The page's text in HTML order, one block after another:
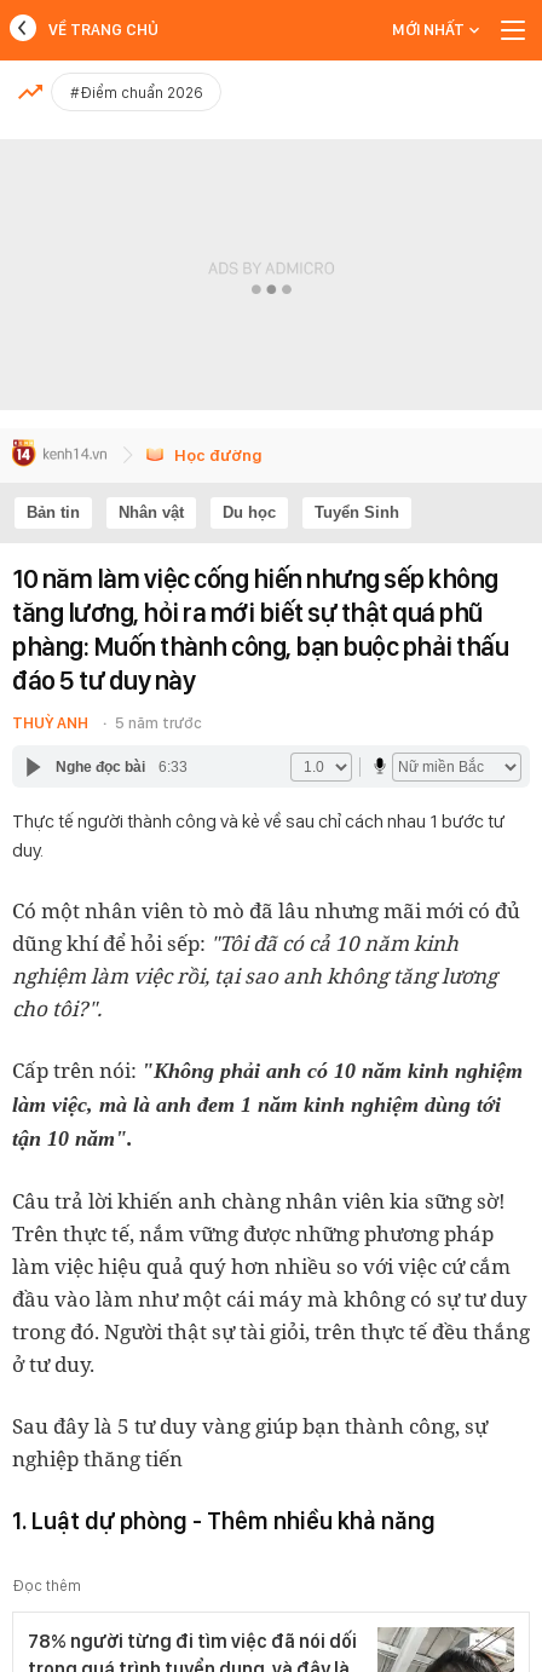
MỚI NHẤT
VỀ TRANG CHỦ MỚI NHẤT
#Điểm chuẩn 2026
Học đường
Bản tin Nhân vật Du học Tuyển Sinh
10 năm làm việc cống hiến nhưng sếp không
tăng lương, hỏi ra mới biết sự thật quá phũ
phàng: Muốn thành công, bạn buộc phải thấu
đáo 5 tư duy này
THUỲ ANH 5 năm trước
Nghe đọc bài 6:33
Thực tế người thành công và kẻ về sau chỉ cách nhau 1 bước tư
duy.
Có một nhân viên tò mò đã lâu nhưng mãi mới có đủ
dũng khí để hỏi sếp: "Tôi đã có cả 10 năm kinh
nghiệm làm việc rồi, tại sao anh không tăng lương
cho tôi?".
Cấp trên nói: "Không phải anh có 10 năm kinh nghiệm
làm việc, mà là anh đem 1 năm kinh nghiệm dùng tới
tận 10 năm".
Câu trả lời khiến anh chàng nhân viên kia sững sờ!
Trên thực tế, nắm vững được những phương pháp
làm việc hiệu quả quý hơn nhiều so với việc cứ cắm
đầu vào làm như một cái máy mà không có sự tư duy
trong đó. Người thật sự tài giỏi, trên thực tế đều thắng
ở tư duy.
Sau đây là 5 tư duy vàng giúp bạn thành công, sự
nghiệp thăng tiến
1. Luật dự phòng - Thêm nhiều khả năng
Đọc thêm
78% người từng đi tìm việc đã nói dối